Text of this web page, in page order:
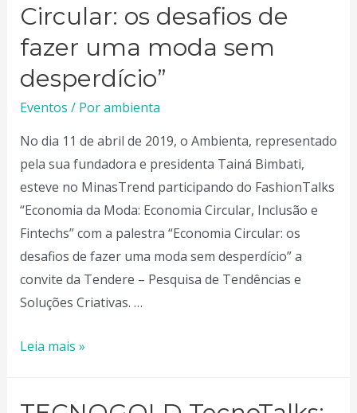
Circular: os desafios de
fazer uma moda sem
desperdício”
Eventos / Porambienta
No dia 11 de abril de 2019, o Ambienta, representado
pela sua fundadora e presidenta Tainá Bimbati,
esteve no MinasTrend participando do FashionTalks
“Economia da Moda: Economia Circular, Inclusão e
Fintechs” com a palestra “Economia Circular: os
desafios de fazer uma moda sem desperdício” a
convite da Tendere – Pesquisa de Tendências e
Soluções Criativas. …
MINASTREND
Leia mais »